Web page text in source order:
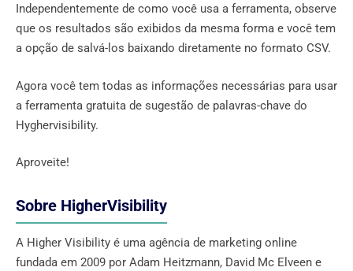
Independentemente de como você usa a ferramenta, observe
que os resultados são exibidos da mesma forma e você tem
a opção de salvá-los baixando diretamente no formato CSV.
Agora você tem todas as informações necessárias para usar
a ferramenta gratuita de sugestão de palavras-chave do
Hyghervisibility.
Aproveite!
Sobre HigherVisibility
A Higher Visibility é uma agência de marketing online
fundada em 2009 por Adam Heitzmann, David Mc Elveen e